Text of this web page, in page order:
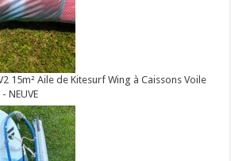
15m² Aile de Kitesurf Wing à Caissons Voile
NEUVE